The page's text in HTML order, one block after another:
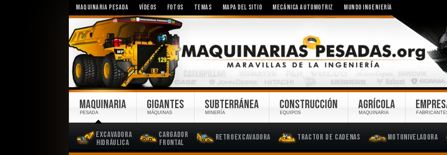
MAQUINARIA PESADA VÍDEOS FOTOS TEMAS MAPA DEL SITIO MECÁNICA AUTOMOTRIZ MUNDO INGENIERÍA
MAQUINARIA
PESADA
Excavadora
Hidráulica
Cargador
Frontal
Retroexcavadora Tractor de Cadenas Motoniveladora
GIGANTES
MÁQUINAS
SUBTERRÁNEA
MINERÍA
CONSTRUCCIÓN
EQUIPOS
AGRÍCOLA
MAQUINARIA